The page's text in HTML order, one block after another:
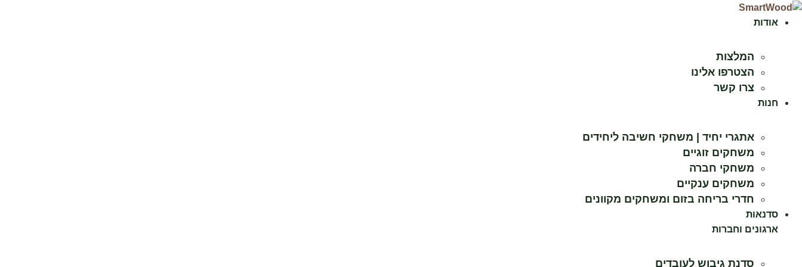
דלג
לתוכן
אודות
המלצות
הצטרפו אלינו
צרו קשר
חנות
אתגרי יחיד | משחקי חשיבה ליחידים
משחקים זוגיים
משחקי חברה
משחקים ענקיים
חדרי בריחה בזום ומשחקים מקוונים
סדנאות
ארגונים וחברות
סדנת גיבוש לעובדים